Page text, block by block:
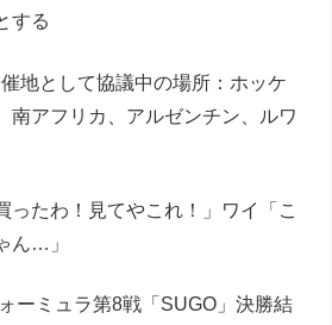
相互RSS
する
地として協議中の場所：ホッケ
南アフリカ、アルゼンチン、ルワ
ったわ！見てやこれ！」ワイ「こ
ん…」
ーミュラ第8戦「SUGO」決勝結